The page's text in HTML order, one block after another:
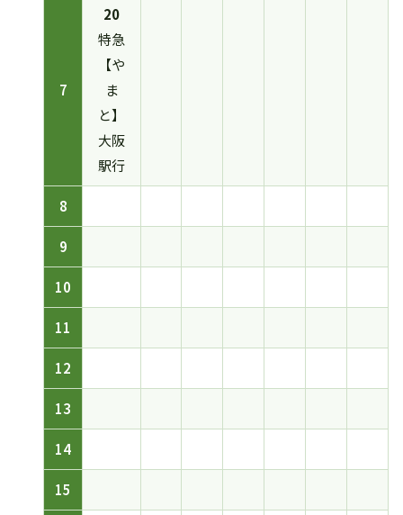
7
20
特急
【や
ま
と】
大阪
駅行
8
9
10
11
12
13
14
15